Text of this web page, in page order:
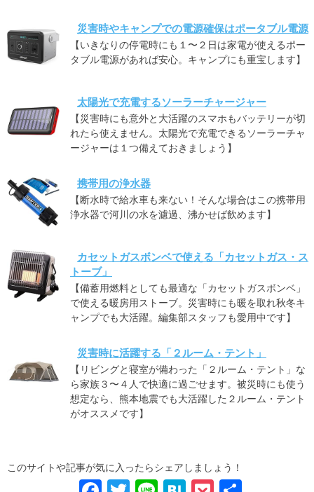
災害時やキャンプでの電源確保はポータブル電源
【いきなりの停電時にも１〜２日は家電が使えるポー
タブル電源があれば安心。キャンプにも重宝します】
太陽光で充電するソーラーチャージャー
【災害時にも意外と大活躍のスマホもバッテリーが切
れたら使えません。太陽光で充電できるソーラーチャ
ージャーは１つ備えておきましょう】
携帯用の浄水器
【断水時で給水車も来ない！そんな場合はこの携帯用
浄水器で河川の水を濾過、沸かせば飲めます】
カセットガスボンベで使える「カセットガス・ス
トーブ」
【備蓄用燃料としても最適な「カセットガスボンベ」
で使える暖房用ストーブ。災害時にも暖を取れ秋冬キ
ャンプでも大活躍。編集部スタッフも愛用中です】
災害時に活躍する「２ルーム・テント」
【リビングと寝室が備わった「２ルーム・テント」な
ら家族３〜４人で快適に過ごせます。被災時にも使う
想定なら、熊本地震でも大活躍した２ルーム・テント
がオススメです】
このサイトや記事が気に入ったらシェアしましょう！